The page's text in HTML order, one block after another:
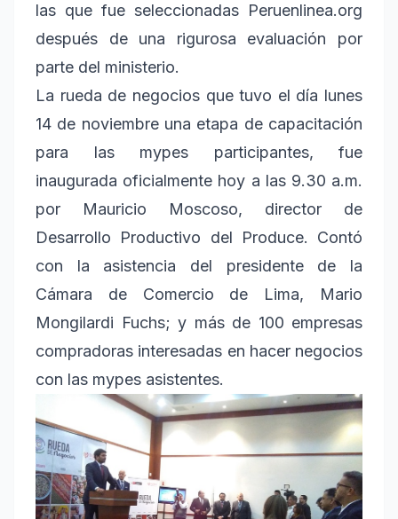
las que fue seleccionadas Peruenlinea.org
después de una rigurosa evaluación por
parte del ministerio.
La rueda de negocios que tuvo el día lunes
14 de noviembre una etapa de capacitación
para las mypes participantes, fue
inaugurada oficialmente hoy a las 9.30 a.m.
por Mauricio Moscoso, director de
Desarrollo Productivo del Produce. Contó
con la asistencia del presidente de la
Cámara de Comercio de Lima, Mario
Mongilardi Fuchs; y más de 100 empresas
compradoras interesadas en hacer negocios
con las mypes asistentes.